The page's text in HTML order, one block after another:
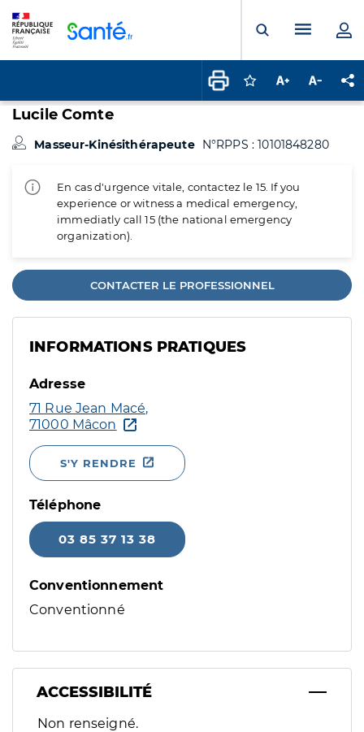
Ouvrir laMenu
Connectez-vous
Augmenter la
Lucile Comte
Masseur-Kinésithérapeute N°RPPS : 10101848280
En cas d'urgence vitale, contactez le 15. If you
experience or witness a medical emergency,
immediatly call 15 (the national emergency
organization).
CONTACTER LE PROFESSIONNEL
INFORMATIONS PRATIQUES
Adresse
71 Rue Jean Macé,
71000 Mâcon
S'Y RENDRE
Téléphone
03 85 37 13 38
Conventionnement
Conventionné
ACCESSIBILITÉ
Filtres
Sélectionnez un ou plusieurs handicaps/besoins
Non renseigné.